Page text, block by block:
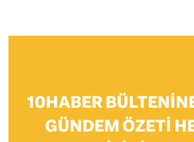
10HABER
GÜNDEM ÖZETI